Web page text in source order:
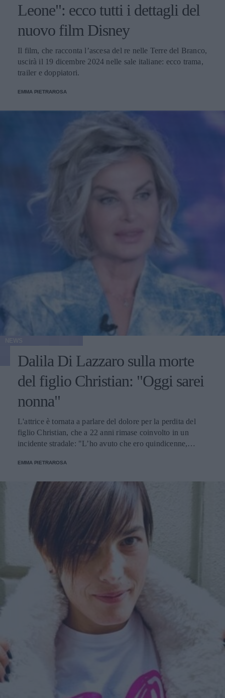
Leone": ecco tutti i dettagli del
nuovo film Disney
Il film, che racconta l’ascesa del re nelle Terre del Branco,
uscirà il 19 dicembre 2024 nelle sale italiane: ecco trama,
trailer e doppiatori.
EMMA PIETRAROSA
Dalila Di Lazzaro sulla morte
del figlio Christian: "Oggi sarei
nonna"
L'attrice è tornata a parlare del dolore per la perdita del
figlio Christian, che a 22 anni rimase coinvolto in un
incidente stradale: "L’ho avuto che ero quindicenne,
EMMA PIETRAROSA